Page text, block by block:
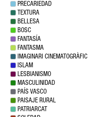
PRECARIEDAD
TEXTURA
BELLESA
BOSC
FANTASÍA
FANTASMA
IMAGINARI CINEMATOGRÀFIC
ISLAM
LESBIANISMO
MASCULINIDAD
PAÍS VASCO
PAISAJE RURAL
PATRIARCAT